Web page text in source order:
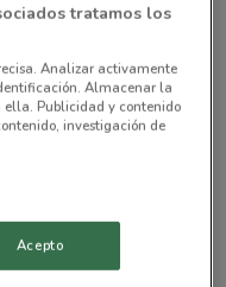
Miguel Hidalgo
Walmart Express
tratamos los
Analizar activamente
Almacenar la
ella. Publicidad y contenido
investigación de
Acepto